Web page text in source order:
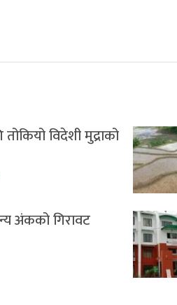
विदेशी मुद्राको
अंकको गिरावट